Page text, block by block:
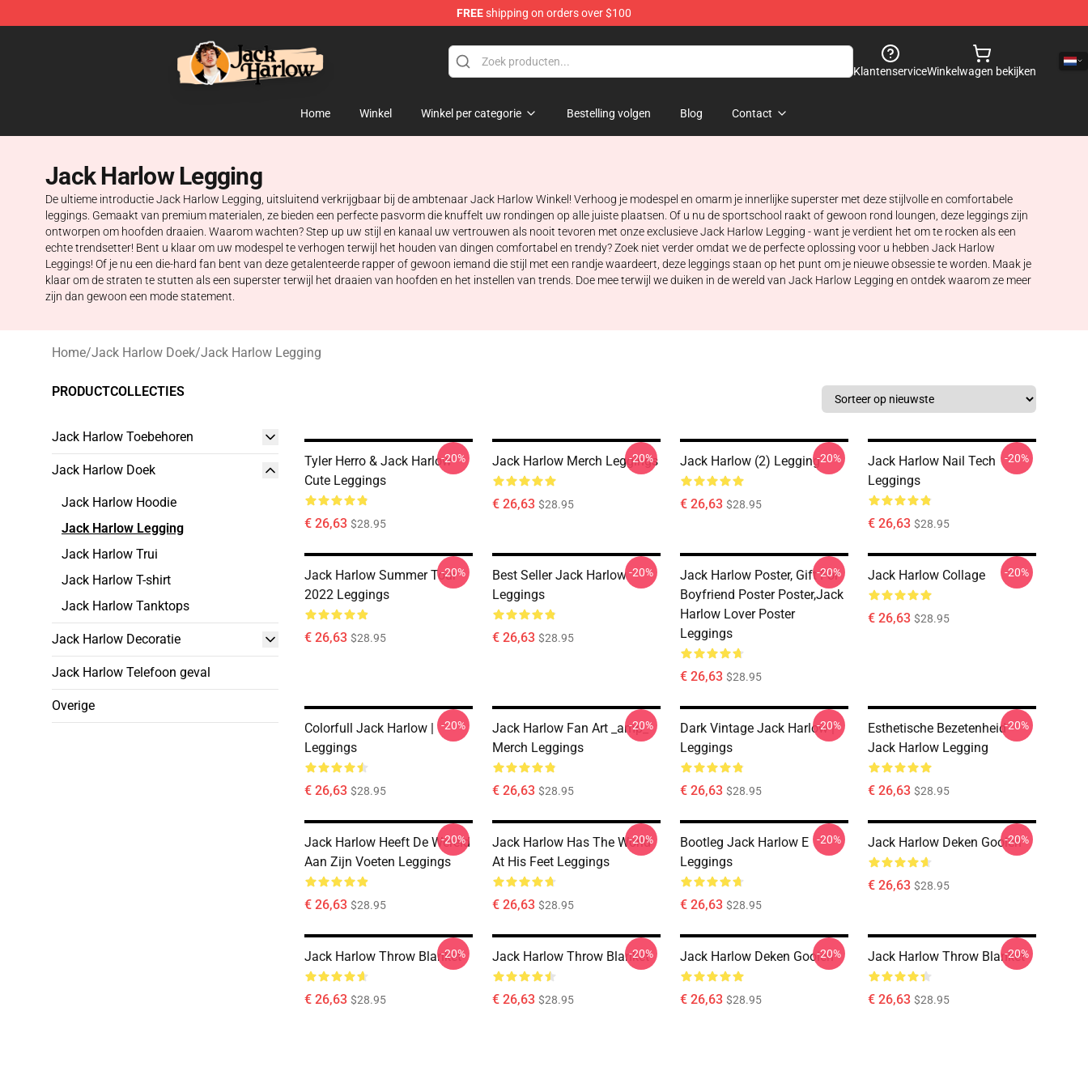
FREEshipping on orders over $100
Jack Harlow Shop - Official Jack Harlow Merchandise Store
KlantenserviceWinkelwagen bekijken
Home Winkel Winkel per categorie Bestelling volgen Blog Contact
Jack Harlow Legging
De ultieme introductie Jack Harlow Legging, uitsluitend verkrijgbaar bij de ambtenaar Jack Harlow Winkel! Verhoog je modespel en omarm je innerlijke superster met deze stijlvolle en comfortabele
leggings. Gemaakt van premium materialen, ze bieden een perfecte pasvorm die knuffelt uw rondingen op alle juiste plaatsen. Of u nu de sportschool raakt of gewoon rond loungen, deze leggings zijn
ontworpen om hoofden draaien. Waarom wachten? Step up uw stijl en kanaal uw vertrouwen als nooit tevoren met onze exclusieve Jack Harlow Legging - want je verdient het om te rocken als een
echte trendsetter! Bent u klaar om uw modespel te verhogen terwijl het houden van dingen comfortabel en trendy? Zoek niet verder omdat we de perfecte oplossing voor u hebben Jack Harlow
Leggings! Of je nu een die-hard fan bent van deze getalenteerde rapper of gewoon iemand die stijl met een randje waardeert, deze leggings staan op het punt om je nieuwe obsessie te worden. Maak je
klaar om de straten te stutten als een superster terwijl het draaien van hoofden en het instellen van trends. Doe mee terwijl we duiken in de wereld van Jack Harlow Legging en ontdek waarom ze meer
zijn dan gewoon een mode statement.
Home/Jack Harlow Doek/Jack Harlow Legging
PRODUCTCOLLECTIES
Jack Harlow Toebehoren
Jack Harlow Doek
Jack Harlow Hoodie
Jack Harlow Legging
Jack Harlow Trui
Jack Harlow T-shirt
Jack Harlow Tanktops
Jack Harlow Decoratie
Jack Harlow Telefoon geval
Overige
Tyler Herro & Jack Harlow
Cute Leggings
€ 26,63 $28.95
-20% Jack Harlow Merch Leggings
€ 26,63 $28.95
-20% Jack Harlow (2) Legging
€ 26,63 $28.95
-20%
Jack Harlow Nail Tech
Leggings
€ 26,63 $28.95
-20%
Jack Harlow Summer Tour
2022 Leggings
€ 26,63 $28.95
-20%
Best Seller Jack Harlow
Leggings
€ 26,63 $28.95
-20%
Jack Harlow Poster, Gift For
Boyfriend Poster Poster,Jack
Harlow Lover Poster
Leggings
€ 26,63 $28.95
-20% Jack Harlow Collage
€ 26,63 $28.95
-20%
Colorfull Jack Harlow |
Leggings
€ 26,63 $28.95
-20%
Jack Harlow Fan Art _amp_
Merch Leggings
€ 26,63 $28.95
-20%
Dark Vintage Jack Harlow |
Leggings
€ 26,63 $28.95
-20%
Esthetische Bezetenheid
Jack Harlow Legging
€ 26,63 $28.95
-20%
Jack Harlow Heeft De Wereld
Aan Zijn Voeten Leggings
€ 26,63 $28.95
-20%
Jack Harlow Has The World
At His Feet Leggings
€ 26,63 $28.95
-20%
Bootleg Jack Harlow E
Leggings
€ 26,63 $28.95
-20% Jack Harlow Deken Gooien
€ 26,63 $28.95
-20%
Jack Harlow Throw Blanket
€ 26,63 $28.95
-20% Jack Harlow Throw Blanket
€ 26,63 $28.95
-20% Jack Harlow Deken Gooien
€ 26,63 $28.95
-20% Jack Harlow Throw Blanket
€ 26,63 $28.95
-20%